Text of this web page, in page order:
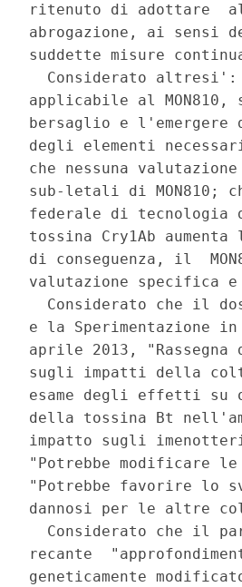
ritenuto di adottare
abrogazione, ai
suddette misure
Considerato
applicabile al
bersaglio e
degli elementi
che nessuna
sub-letali di
federale di
tossina Cry1Ab
di conseguenza, il
valutazione specifica e
Considerato che il
e la Sperimentazione
aprile 2013,
sugli impatti della
esame degli effetti su
della tossina Bt
impatto sugli
"Potrebbe modificare
"Potrebbe favorire lo
dannosi per le altre
Considerato che il
recante
geneticamente